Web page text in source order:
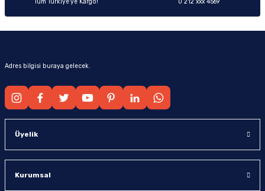
Adres bilgisi buraya gelecek.
Üyelik
Kurumsal